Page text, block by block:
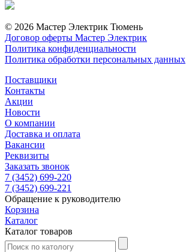
© 2026 Мастер Электрик Тюмень
Договор оферты Мастер Электрик
Политика конфиденциальности
Политика обработки персональных данных
Поставщики
Контакты
Акции
Новости
О компании
Доставка и оплата
Вакансии
Реквизиты
Заказать звонок
7 (3452) 699-220
7 (3452) 699-221
Обращение к руководителю
Корзина
Каталог
Каталог товаров